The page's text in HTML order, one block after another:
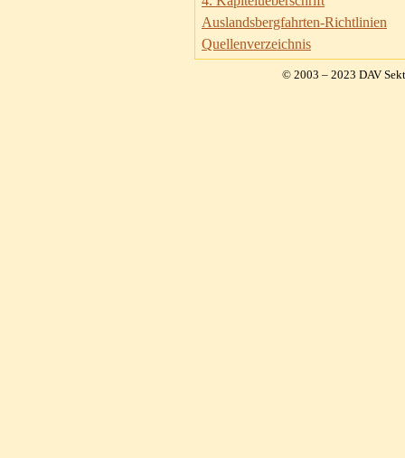
Auslandsbergfahrten-Richtlinien
Quellenverzeichnis
© 2003 – 2023 DAV